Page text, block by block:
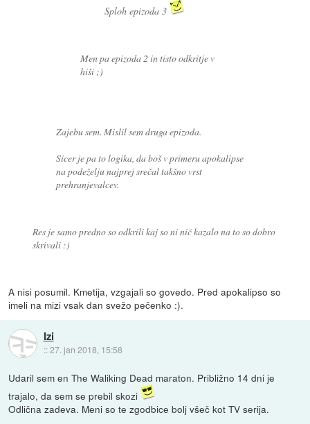
Sploh epizoda 3
Men pa epizoda 2 in tisto odkritje v
hiši ;)
Zajebu sem. Mislil sem druga epizoda.
Sicer je pa to logika, da boš v primeru apokalipse
na podeželju najprej srečal takšno vrst
prehranjevalcev.
Res je samo predno so odkrili kaj so ni nič kazalo na to so dobro
skrivali :)
A nisi posumil. Kmetija, vzgajali so govedo. Pred apokalipso so
imeli na mizi vsak dan svežo pečenko :).
Izi
::27. jan 2018, 15:58
Udaril sem en The Waliking Dead maraton. Približno 14 dni je
trajalo, da sem se prebil skozi
Odlična zadeva. Meni so te zgodbice bolj všeč kot TV serija.